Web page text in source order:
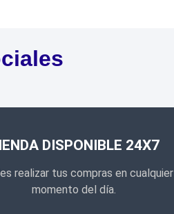
DISPONIBLE 24X7
realizar tus compras en cualquier
momento del día.